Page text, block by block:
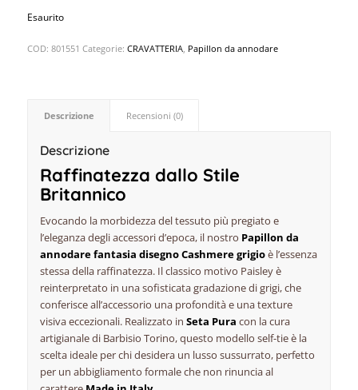
Esaurito
COD: 801551 Categorie: CRAVATTERIA, Papillon da annodare
Descrizione Recensioni (0)
Descrizione
Raffinatezza dallo Stile
Britannico
Evocando la morbidezza del tessuto più pregiato e
l’eleganza degli accessori d’epoca, il nostro Papillon da
annodare fantasia disegno Cashmere grigioè l’essenza
stessa della raffinatezza. Il classico motivo Paisley è
reinterpretato in una sofisticata gradazione di grigi, che
conferisce all’accessorio una profondità e una texture
visiva eccezionali. Realizzato in Seta Pura con la cura
artigianale di Barbisio Torino, questo modello self-tieè la
scelta ideale per chi desidera un lusso sussurrato, perfetto
per un abbigliamento formale che non rinuncia al